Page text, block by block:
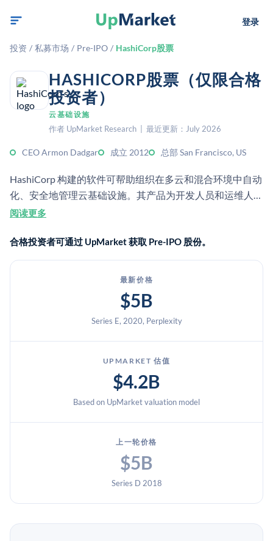
登录
投资 / 私募市场 / Pre-IPO / HashiCorp股票
HASHICORP股票（仅限合格
投资者）
云基础设施
作者 UpMarket Research | 最近更新：July 2026
CEO Armon Dadgar 成立 2012 总部 San Francisco, US
HashiCorp 构建的软件可帮助组织在多云和混合环境中自动
化、安全地管理云基础设施。其产品为开发人员和运维人员
提供基础设施与安全生命周期管理支持。
阅读更多
合格投资者可通过 UpMarket 获取 Pre-IPO 股份。
最新价格
$5B
Series E, 2020, Perplexity
UPMARKET 估值
$4.2B
Based on UpMarket valuation model
上一轮价格
$5B
Series D 2018